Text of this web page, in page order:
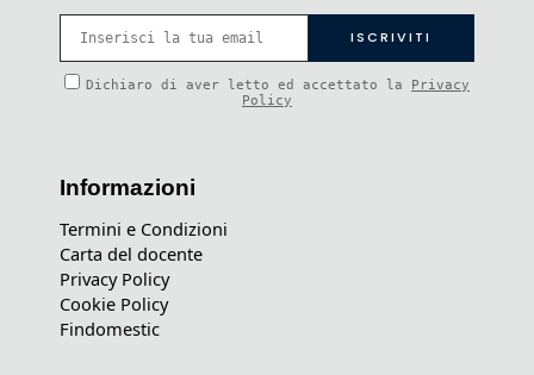
Dichiaro di aver letto ed accettato la Privacy
Policy
Informazioni
Termini e Condizioni
Carta del docente
Privacy Policy
Cookie Policy
Findomestic